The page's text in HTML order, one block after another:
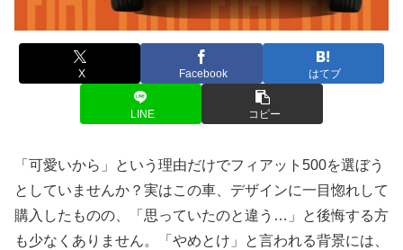
X Facebook はてブ
LINE コピー
「可愛いから」という理由だけでフィアット500を選ぼう
としていませんか？実はこの車、デザインに一目惚れして
購入したものの、「思っていたのと違う…」と後悔する方
も少なくありません。「やめとけ」と言われる背景には、